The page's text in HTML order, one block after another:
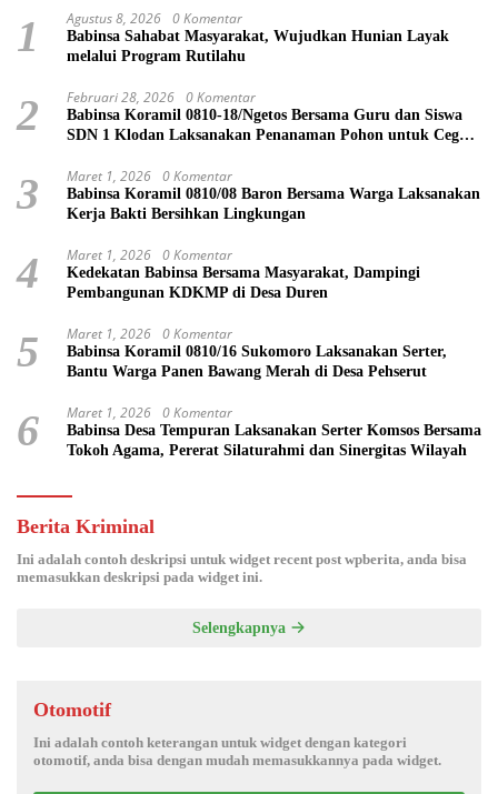
1 Agustus 8, 2026 0 Komentar
Babinsa Sahabat Masyarakat, Wujudkan Hunian Layak
melalui Program Rutilahu
2 Februari 28, 2026 0 Komentar
Babinsa Koramil 0810-18/Ngetos Bersama Guru dan Siswa
SDN 1 Klodan Laksanakan Penanaman Pohon untuk Cegah
3 Maret 1, 2026 0 Komentar
Babinsa Koramil 0810/08 Baron Bersama Warga Laksanakan
Kerja Bakti Bersihkan Lingkungan
4 Maret 1, 2026 0 Komentar
Kedekatan Babinsa Bersama Masyarakat, Dampingi
Pembangunan KDKMP di Desa Duren
5 Maret 1, 2026 0 Komentar
Babinsa Koramil 0810/16 Sukomoro Laksanakan Serter,
Bantu Warga Panen Bawang Merah di Desa Pehserut
6 Maret 1, 2026 0 Komentar
Babinsa Desa Tempuran Laksanakan Serter Komsos Bersama
Tokoh Agama, Pererat Silaturahmi dan Sinergitas Wilayah
Berita Kriminal
Ini adalah contoh deskripsi untuk widget recent post wpberita, anda bisa
memasukkan deskripsi pada widget ini.
Selengkapnya
Otomotif
Ini adalah contoh keterangan untuk widget dengan kategori
otomotif, anda bisa dengan mudah memasukkannya pada widget.